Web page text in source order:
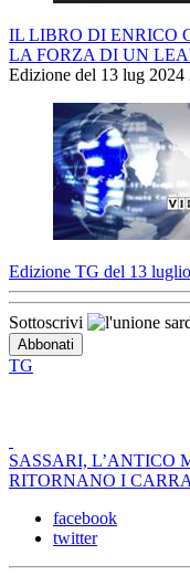
IL LIBRO DI ENRICO
LA FORZA DI UN
Edizione del 13 lug 2024
Edizione TG del 13
Sottoscrivi
TG
SASSARI, L’ANTICO
RITORNANO I
facebook
twitter